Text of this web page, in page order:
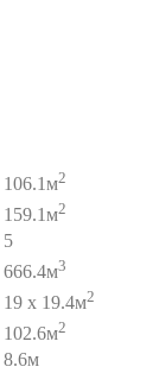
106.1м2
159.1м2
5
666.4м3
19 x 19.4м2
102.6м2
8.6м